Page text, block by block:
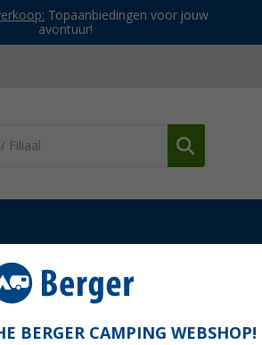
Topaanbiedingen voor jouw
avontuur!
Thetford dop voor drinkwatertank
BERGER CAMPING WEBSHOP!